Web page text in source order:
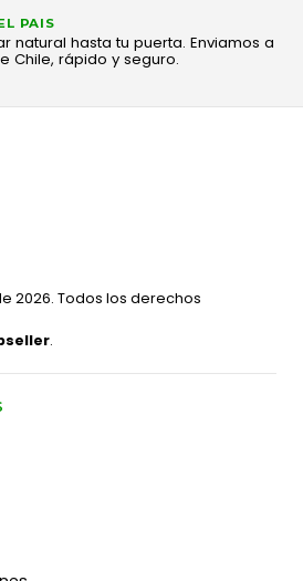
PAIS
natural hasta tu puerta. Enviamos a
Chile, rápido y seguro.
2026. Todos los derechos
.